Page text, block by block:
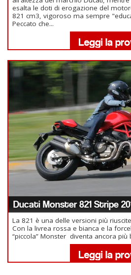
esalta le doti di erogazione del
821 cm3, vigoroso ma sempre
Peccato che...
Ducati Monster 821 Stripe
La 821 è una delle versioni più
Con la livrea rossa e bianca e la
“piccola” Monster diventa ancora più